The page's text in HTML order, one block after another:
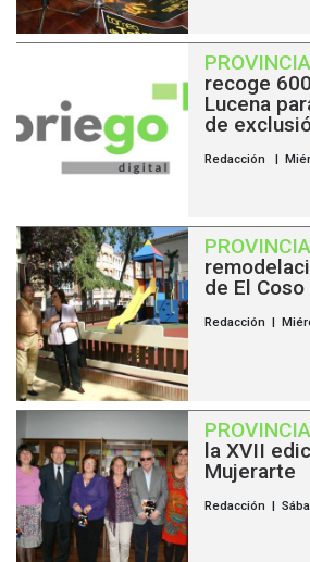
PROVINCIA
recoge
Lucena
de
Redacción |
PROVINCIA
de El Coso
Redacción |
PROVINCIA
la XVII
Mujerarte
Redacción |